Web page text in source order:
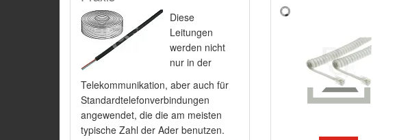
Diese
Leitungen
werden nicht
nur in der
Telekommunikation, aber auch für
Standardtelefonverbindungen
angewendet, die die am meisten
typische Zahl der Ader benutzen.